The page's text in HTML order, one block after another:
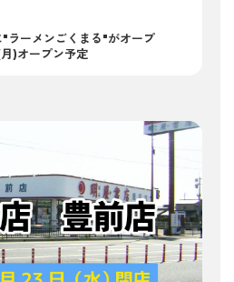
"ラーメンごくまる"がオープ
)オープン予定